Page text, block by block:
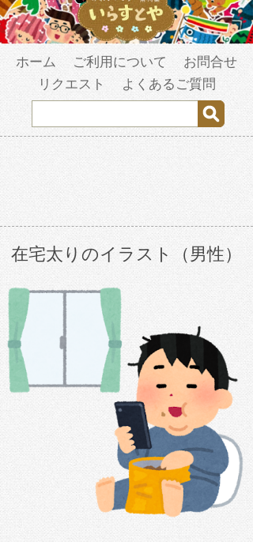
ホーム ご利用について
お問合せ
リクエスト
よくあるご質問
在宅太りのイラスト（男性）